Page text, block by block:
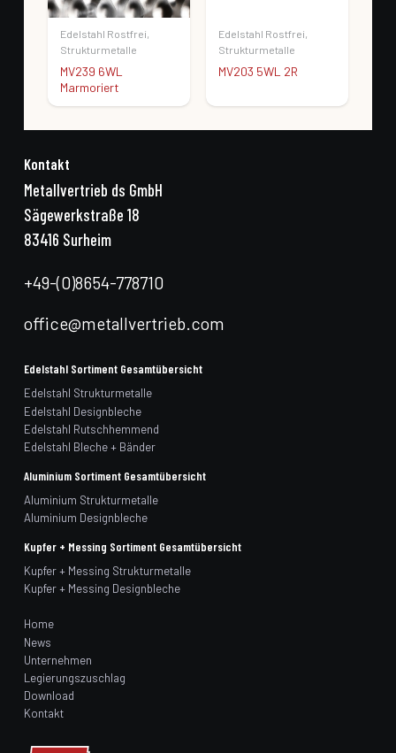
Edelstahl Rostfrei
Strukturmetalle
MV239 6WL
Marmoriert
Edelstahl Rostfrei
Strukturmetalle
MV203 5WL 2R
Kontakt
Metallvertrieb ds GmbH
Sägewerkstraße 18
83416 Surheim
+49-(0)8654-778710
office@metallvertrieb.com
Edelstahl Sortiment Gesamtübersicht
Edelstahl Strukturmetalle
Edelstahl Designbleche
Edelstahl Rutschhemmend
Edelstahl Bleche + Bänder
Aluminium Sortiment Gesamtübersicht
Aluminium Strukturmetalle
Aluminium Designbleche
Kupfer + Messing Sortiment Gesamtübersicht
Kupfer + Messing Strukturmetalle
Kupfer + Messing Designbleche
Home
News
Unternehmen
Legierungszuschlag
Download
Kontakt